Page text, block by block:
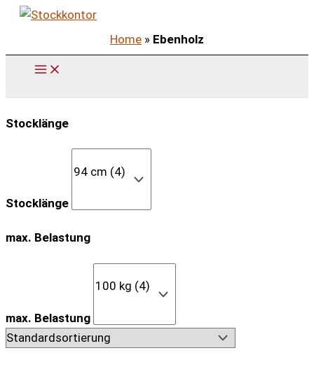
Zum
springen
Home » Ebenholz
Stocklänge
Stocklänge
max. Belastung
max. Belastung